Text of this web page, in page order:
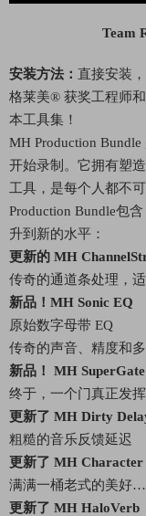
Team
安装方法： 直接安装
格莱美® 获奖工程师
本工具集！
MH Production
开始录制。它拥有塑
工具，是每个人都不
Production Bundle包
升到新的水平：
更新的 MH
传奇的通道条处理，
新品！MH Sonic EQ
原始数字母带 EQ
传奇的声音、精度和
新品！ MH SuperGate
终于，一个门真正发
更新了 MH Dirty
粗糙的音乐反馈延迟
更新了 MH Character
满满一桶老式的美好
更新了 MH HaloVerb